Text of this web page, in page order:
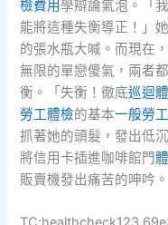
檢費用學辯論氣泡。「
能將這種失衡導正！」
的張水瓶大喊。而現在
無限的單戀傻氣，兩者
衡。「失衡！徹底巡迴
勞工體檢的基本一般勞
抓著她的頭髮，發出低
將信用卡插進咖啡館門
販賣機發出痛苦的呻吟。